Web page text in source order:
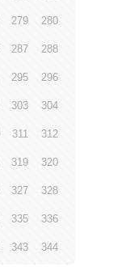
279 280
287 288
295 296
303 304
311 312
319 320
327 328
335 336
343 344